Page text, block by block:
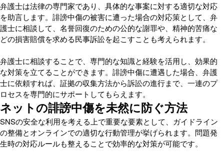
弁護士は法律の専門家であり、具体的な事案に対する適切な対応
を助言します。誹謗中傷の被害に遭った場合の対応策として、弁
護士に相談して、名誉回復のための公的な謝罪や、精神的苦痛な
どの損害賠償を求める民事訴訟を起こすことも考えられます。
弁護士に相談することで、専門的な知識と経験を活用し、効果的
な対策を立てることができます。誹謗中傷に遭遇した場合、弁護
士に依頼すれば、証拠の収集方法から訴訟の進行まで、一連のプ
ロセスを専門的にサポートしてもらえます。
ネットの誹謗中傷を未然に防ぐ方法
SNSの安全な利用を考える上で重要な要素として、ガイドライン
の整備とオンラインでの適切な行動管理が挙げられます。問題発
生時の対応ルールも整えることで効率的な対策が可能です。